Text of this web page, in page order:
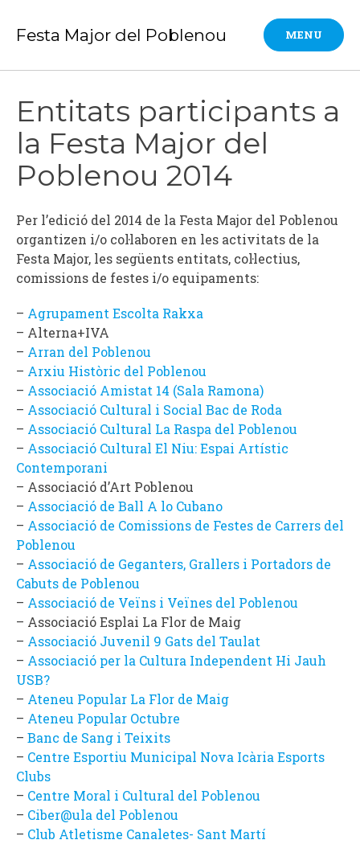
Festa Major del Poblenou MENU
Entitats participants a
la Festa Major del
Poblenou 2014
Per l’edició del 2014 de la Festa Major del Poblenou
organtizen i/o col·laboren en les activitats de la
Festa Major, les següents entitats, col·lectius,
comissions de festes i/o equipaments:
– Agrupament Escolta Rakxa
– Alterna+IVA
– Arran del Poblenou
– Arxiu Històric del Poblenou
– Associació Amistat 14 (Sala Ramona)
– Associació Cultural i Social Bac de Roda
– Associació Cultural La Raspa del Poblenou
– Associació Cultural El Niu: Espai Artístic
Contemporani
– Associació d’Art Poblenou
– Associació de Ball A lo Cubano
– Associació de Comissions de Festes de Carrers del
Poblenou
– Associació de Geganters, Grallers i Portadors de
Cabuts de Poblenou
– Associació de Veïns i Veïnes del Poblenou
– Associació Esplai La Flor de Maig
– Associació Juvenil 9 Gats del Taulat
– Associació per la Cultura Independent Hi Jauh
USB?
– Ateneu Popular La Flor de Maig
– Ateneu Popular Octubre
– Banc de Sang i Teixits
– Centre Esportiu Municipal Nova Icària Esports
Clubs
– Centre Moral i Cultural del Poblenou
– Ciber@ula del Poblenou
– Club Atletisme Canaletes- Sant Martí